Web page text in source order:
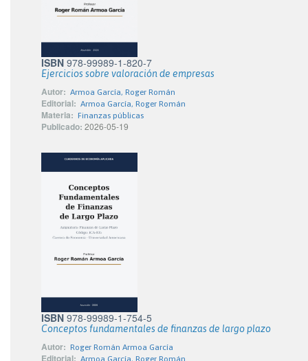
ISBN 978-99989-1-820-7
Ejercicios sobre valoración de empresas
Autor: Armoa García, Roger Román
Editorial: Armoa García, Roger Román
Materia: Finanzas públicas
Publicado: 2026-05-19
ISBN 978-99989-1-754-5
Conceptos fundamentales de finanzas de largo plazo
Autor: Roger Román Armoa García
Editorial: Armoa García, Roger Román